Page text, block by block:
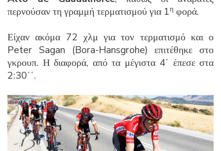
περνούσαν τη γραμμή τερματισμού για 1η φορά.
Είχαν ακόμα 72 χλμ για τον τερματισμό και ο
Peter Sagan (Bora-Hansgrohe) επιτέθηκε στο
γκρουπ. Η διαφορά, από τα μέγιστα 4΄ έπεσε στα
2:30΄΄.